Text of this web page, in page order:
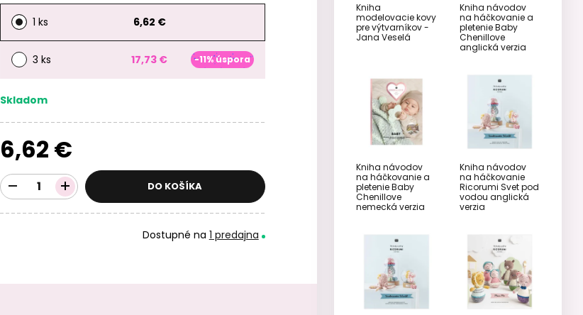
1 ks 6,62 €
3 ks 17,73 € -11% úspora
Skladom
6,62 €
DO KOŠÍKA
Dostupné na 1 predajna
Kniha
modelovacie kovy
pre výtvarníkov -
Jana Veselá
Kniha návodov
na háčkovanie a
pletenie Baby
Chenillove
anglická verzia
Kniha návodov
na háčkovanie a
pletenie Baby
Chenillove
nemecká verzia
Kniha návodov
na háčkovanie
Ricorumi Svet pod
vodou anglická
verzia